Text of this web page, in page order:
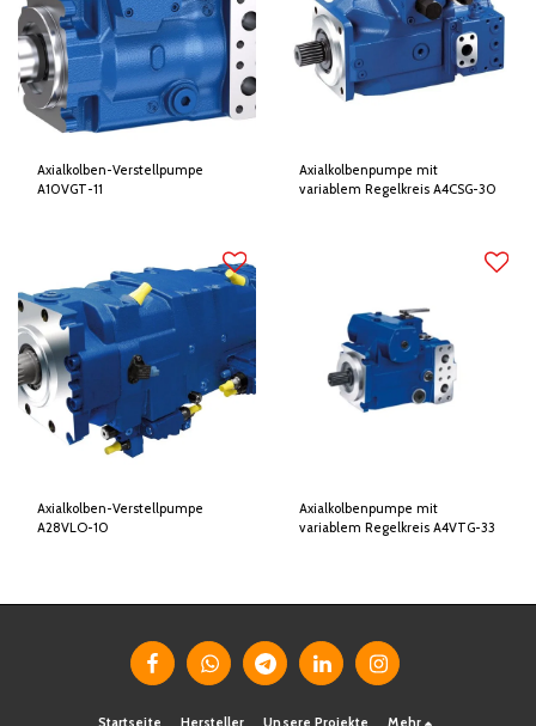
Axialkolben-Verstellpumpe
A10VGT-11
Axialkolbenpumpe mit
variablem Regelkreis A4CSG-30
Axialkolben-Verstellpumpe
A28VLO-10
Axialkolbenpumpe mit
variablem Regelkreis A4VTG-33
Startseite Hersteller Unsere Projekte Mehr